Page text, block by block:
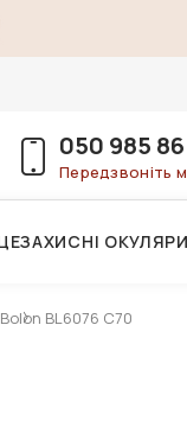
050 985
Передзвоніть
ОКУЛЯРИ
Bolon BL6076 C70